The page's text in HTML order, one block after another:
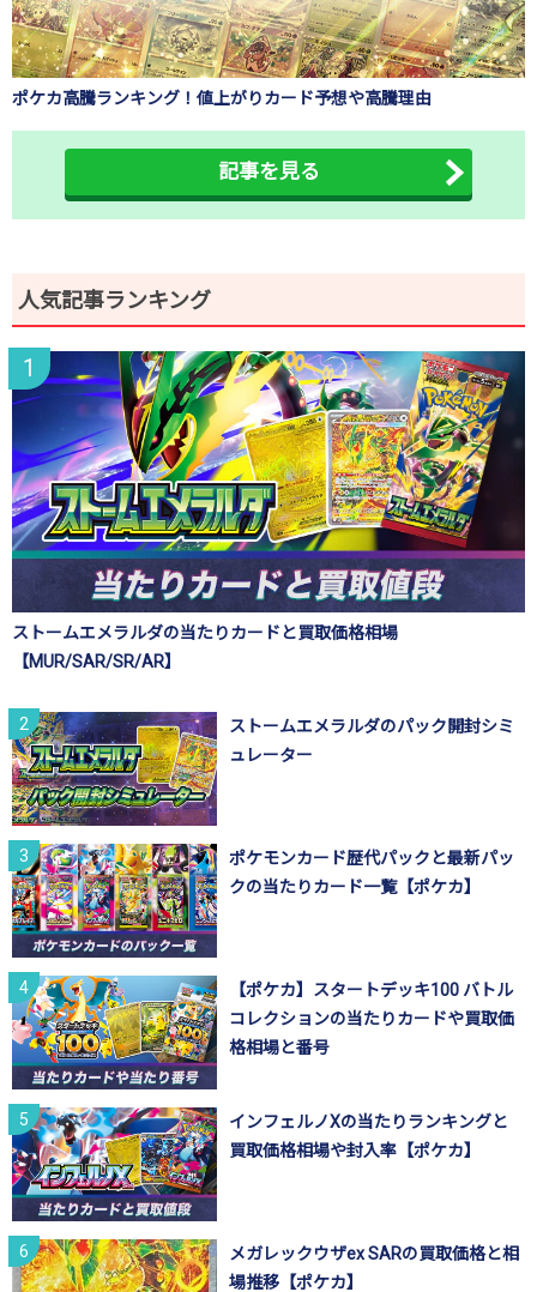
ポケカ高騰ランキング！値上がりカード予想や高騰理由
記事を見る
人気記事ランキング
ストームエメラルダの当たりカードと買取価格相場
【MUR/SAR/SR/AR】
ストームエメラルダのパック開封シミ
ュレーター
ポケモンカード歴代パックと最新パッ
クの当たりカード一覧【ポケカ】
【ポケカ】スタートデッキ100 バトル
コレクションの当たりカードや買取価
格相場と番号
インフェルノXの当たりランキングと
買取価格相場や封入率【ポケカ】
メガレックウザex SARの買取価格と相
場推移【ポケカ】